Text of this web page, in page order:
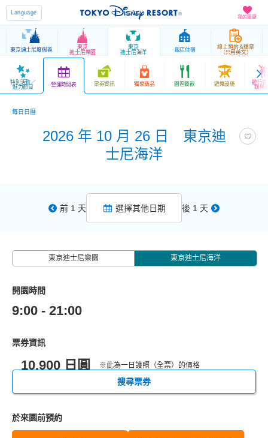
我的最愛
Language
東京迪士尼度假區
東京
迪士尼樂園
東京
迪士尼海洋
飯店住宿
線上預約＆購票
（只用英文）
特別活動／
魅力節目 營運時間表 票券資訊 獨家商品 園區餐飲 遊樂設施 遊行表
娛樂
每日日曆
2026 年 10 月 26 日 東京迪
士尼海洋
前 1 天 選擇其他日期 後 1 天
東京迪士尼樂園 東京迪士尼海洋
開園時間
9:00 - 21:00
票券資訊
10,900 日圓 ※此為一日護照（全票）的價格
搜尋票券
於來園前預約